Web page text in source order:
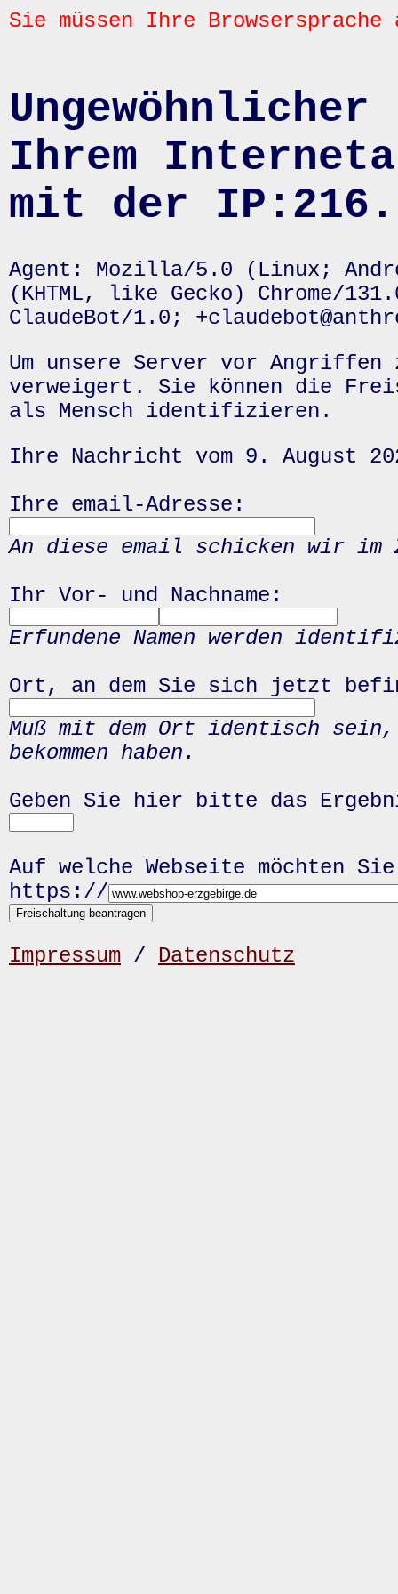
Sie müssen Ihre
Ihrem
mit der
Agent: Mozilla/5.0 (Linux;
(KHTML, like Gecko) Chrome/
ClaudeBot/1.0;
Um unsere Server vor
verweigert. Sie können die
als Mensch identifizieren.
Ihre Nachricht vom 9. August
Ihre email-Adresse:
An diese email schicken wir
Ihr Vor- und Nachname:
Erfundene Namen werden
Ort, an dem Sie sich jetzt
Muß mit dem Ort identisch
bekommen haben.
Geben Sie hier bitte das
Auf welche Webseite möchten
https://
Impressum / Datenschutz